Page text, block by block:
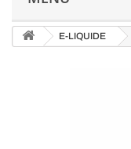
E-LIQUIDE